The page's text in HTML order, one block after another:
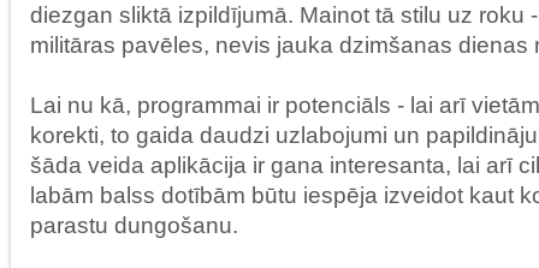
diezgan sliktā izpildījumā. Mainot tā stilu uz roku
militāras pavēles, nevis jauka dzimšanas dienas
Lai nu kā, programmai ir potenciāls - lai arī
korekti, to gaida daudzi uzlabojumi un
šāda veida aplikācija ir gana interesanta, lai arī
labām balss dotībām būtu iespēja izveidot kaut
parastu dungošanu.